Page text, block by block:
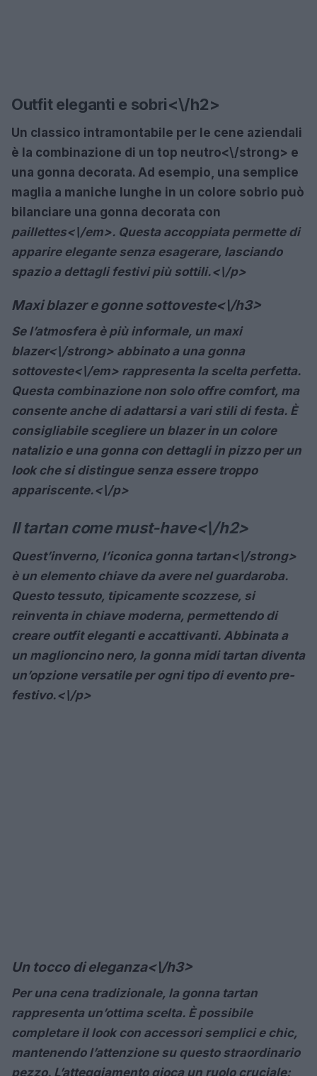
Outfit eleganti e sobri<\/h2>
Un classico intramontabile per le cene aziendali
è la combinazione di un top neutro<\/strong> e
una gonna decorata. Ad esempio, una semplice
maglia a maniche lunghe in un colore sobrio può
bilanciare una gonna decorata con
paillettes<\/em>. Questa accoppiata permette di
apparire elegante senza esagerare, lasciando
spazio a dettagli festivi più sottili.<\/p>
Maxi blazer e gonne sottoveste<\/h3>
Se l’atmosfera è più informale, un maxi
blazer<\/strong> abbinato a una gonna
sottoveste<\/em> rappresenta la scelta perfetta.
Questa combinazione non solo offre comfort, ma
consente anche di adattarsi a vari stili di festa. È
consigliabile scegliere un blazer in un colore
natalizio e una gonna con dettagli in pizzo per un
look che si distingue senza essere troppo
appariscente.<\/p>
Il tartan come must-have<\/h2>
Quest’inverno, l’iconica gonna tartan<\/strong>
è un elemento chiave da avere nel guardaroba.
Questo tessuto, tipicamente scozzese, si
reinventa in chiave moderna, permettendo di
creare outfit eleganti e accattivanti. Abbinata a
un maglioncino nero, la gonna midi tartan diventa
un’opzione versatile per ogni tipo di evento pre-
festivo.<\/p>
Un tocco di eleganza<\/h3>
Per una cena tradizionale, la gonna tartan
rappresenta un’ottima scelta. È possibile
completare il look con accessori semplici e chic,
mantenendo l’attenzione su questo straordinario
pezzo. L’atteggiamento gioca un ruolo cruciale: